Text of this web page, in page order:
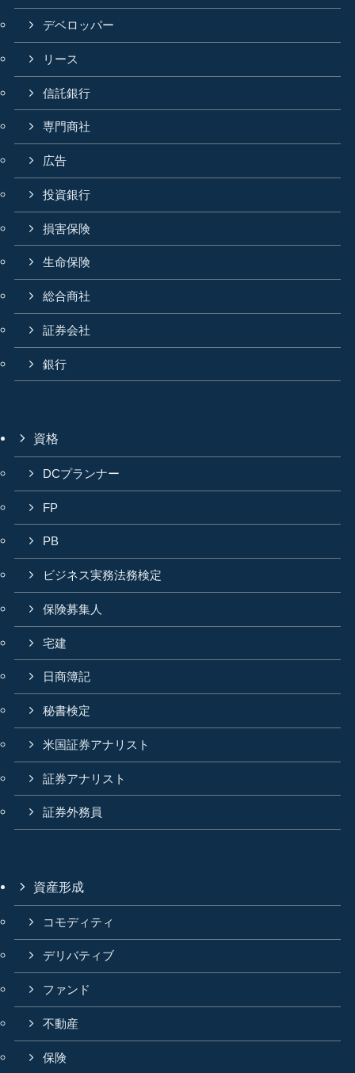
デベロッパー
リース
信託銀行
専門商社
広告
投資銀行
損害保険
生命保険
総合商社
証券会社
銀行
資格
DCプランナー
FP
PB
ビジネス実務法務検定
保険募集人
宅建
日商簿記
秘書検定
米国証券アナリスト
証券アナリスト
証券外務員
資産形成
コモディティ
デリバティブ
ファンド
不動産
保険